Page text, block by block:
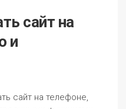
сайт на
и
сайт на телефоне,